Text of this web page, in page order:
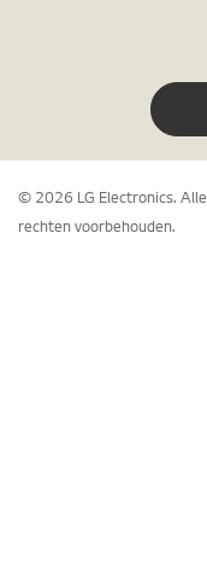
© 2026 LG Electronics. Alle
rechten voorbehouden.